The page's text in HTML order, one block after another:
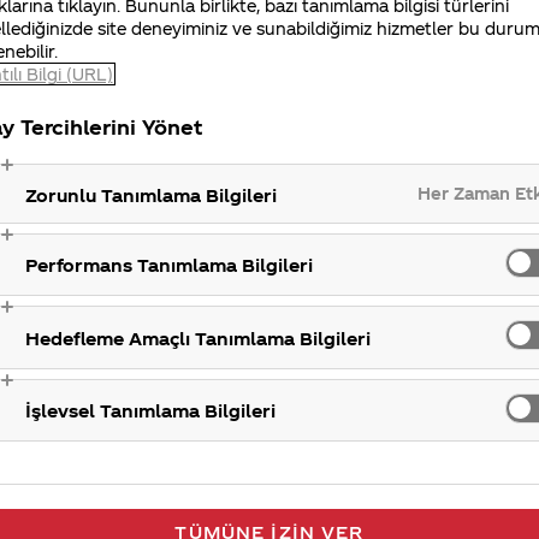
Coca-Cola,Coca-ColaZero, Coca-Colalight, Fanta,
Powerade, Gladiator, SenSun ve RANI
tıklayın. Bununla birlikte, bazı tanımlama bilgisi türlerini
site deneyiminiz ve sunabildiğimiz hizmetler bu
Bilgi (URL)
Tercihlerini Yönet
Zorunlu Tanımlama Bilgileri Her Zaman
Performans Tanımlama Bilgileri
Hedefleme Amaçlı Tanımlama Bilgileri
İşlevsel Tanımlama Bilgileri
TÜMÜNE İZIN VER